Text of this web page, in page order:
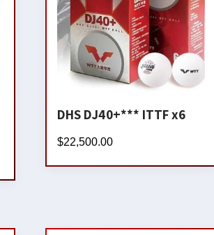
DHS DJ40+*** ITTF x6
$22,500.00